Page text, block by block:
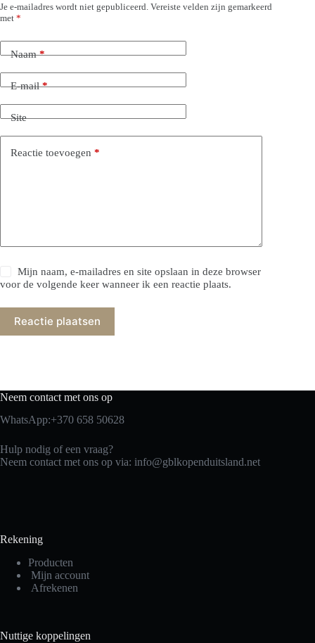
Je e-mailadres wordt niet gepubliceerd. Vereiste velden zijn gemarkeerd
met *
Naam*
E-mail*
Site
Reactie toevoegen *
Mijn naam, e-mailadres en site opslaan in deze browser
voor de volgende keer wanneer ik een reactie plaats.
Reactie plaatsen
Neem contact met ons op
WhatsApp:+370 658 50628
Hulp nodig of een vraag?
Neem contact met ons op via: info@gblkopenduitsland.net
Rekening
Producten
Mijn account
Afrekenen
Nuttige koppelingen